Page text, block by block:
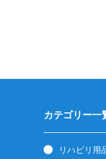
カテゴリー一
リハビリ用